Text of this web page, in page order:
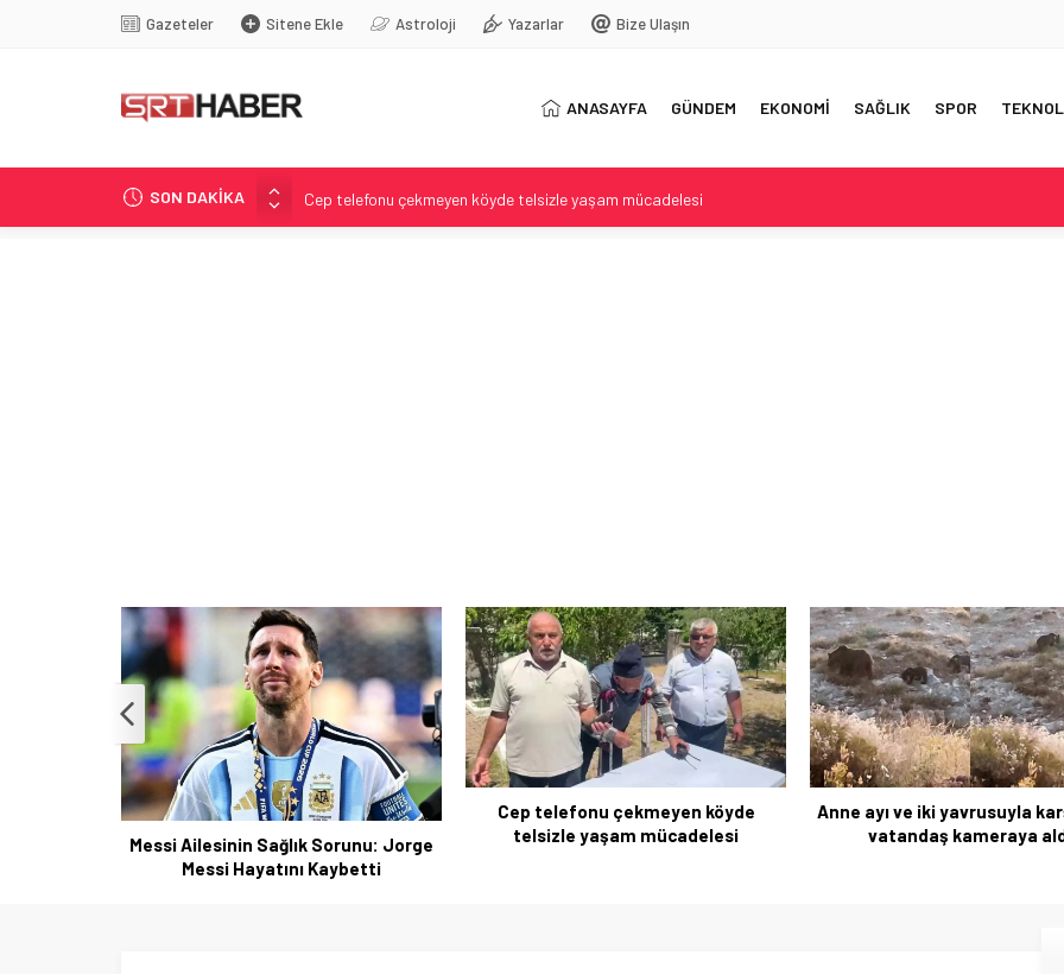
Gazeteler Sitene Ekle Astroloji Yazarlar Bize Ulaşın
ANASAYFA GÜNDEM EKONOMİ SAĞLIK SPOR
SON DAKİKA
Cep telefonu çekmeyen köyde telsizle yaşam mücadelesi
Anne ayı ve iki yavrusuyla karşılaşan vatandaş kameraya aldı
Cep telefonu çekmeyen köyde
telsizle yaşam mücadelesi
Anne ayı ve iki yavrusuyla karşılaşan
vatandaş kameraya aldı
Şure Elmira Güneş
ikincilikle döndü